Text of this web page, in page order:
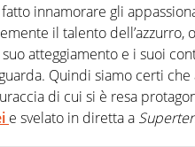
innamorare gli
il talento
atteggiamento e i suoi
Quindi siamo certi
di cui si è resa
e svelato in diretta a